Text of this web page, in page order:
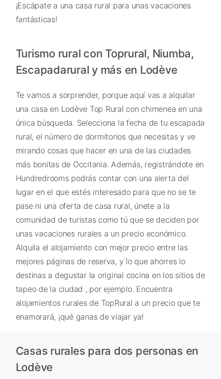
¡Escápate a una casa rural para unas vacaciones
fantásticas!
Turismo rural con Toprural, Niumba,
Escapadarural y más en Lodève
Te vamos a sorprender, porque aquí vas a alquilar
una casa en Lodève Top Rural con chimenea en una
única búsqueda. Selecciona la fecha de tu escapada
rural, el número de dormitorios que necesitas y ve
mirando cosas que hacer en una de las ciudades
más bonitas de Occitania. Además, registrándote en
Hundredrooms podrás contar con una alerta del
lugar en el que estés interesado para que no se te
pase ni una oferta de casa rural, únete a la
comunidad de turistas como tú que se deciden por
unas vacaciones rurales a un precio económico.
Alquila el alojamiento con mejor precio entre las
mejores páginas de reserva, y lo que ahorres lo
destinas a degustar la original cocina en los sitios de
tapeo de la ciudad , por ejemplo. Encuentra
alojamientos rurales de TopRural a un precio que te
enamorará, ¡qué ganas de viajar ya!
Casas rurales para dos personas en
Lodève